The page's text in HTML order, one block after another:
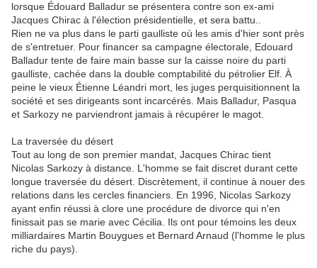
lorsque Édouard Balladur se présentera contre son ex-ami
Jacques Chirac à l'élection présidentielle, et sera battu..
Rien ne va plus dans le parti gaulliste où les amis d'hier sont près
de s'entretuer. Pour financer sa campagne électorale, Edouard
Balladur tente de faire main basse sur la caisse noire du parti
gaulliste, cachée dans la double comptabilité du pétrolier Elf. À
peine le vieux Étienne Léandri mort, les juges perquisitionnent la
société et ses dirigeants sont incarcérés. Mais Balladur, Pasqua
et Sarkozy ne parviendront jamais à récupérer le magot.
La traversée du désert
Tout au long de son premier mandat, Jacques Chirac tient
Nicolas Sarkozy à distance. L'homme se fait discret durant cette
longue traversée du désert. Discrètement, il continue à nouer des
relations dans les cercles financiers. En 1996, Nicolas Sarkozy
ayant enfin réussi à clore une procédure de divorce qui n'en
finissait pas se marie avec Cécilia. Ils ont pour témoins les deux
milliardaires Martin Bouygues et Bernard Arnaud (l'homme le plus
riche du pays).